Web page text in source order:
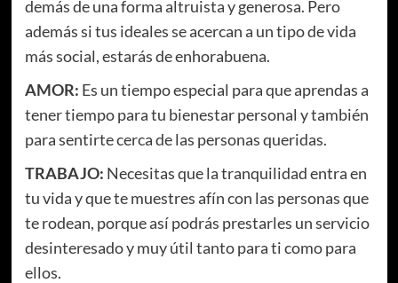
demás de una forma altruista y generosa. Pero
además si tus ideales se acercan a un tipo de vida
más social, estarás de enhorabuena.
AMOR: Es un tiempo especial para que aprendas a
tener tiempo para tu bienestar personal y también
para sentirte cerca de las personas queridas.
TRABAJO: Necesitas que la tranquilidad entra en
tu vida y que te muestres afín con las personas que
te rodean, porque así podrás prestarles un servicio
desinteresado y muy útil tanto para ti como para
ellos.